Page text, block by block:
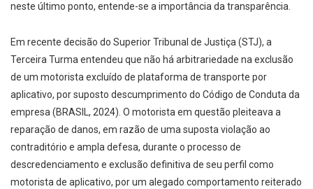
neste último ponto, entende-se a importância da transparência.
Em recente decisão do Superior Tribunal de Justiça (STJ), a
Terceira Turma entendeu que não há arbitrariedade na exclusão
de um motorista excluído de plataforma de transporte por
aplicativo, por suposto descumprimento do Código de Conduta da
empresa (BRASIL, 2024). O motorista em questão pleiteava a
reparação de danos, em razão de uma suposta violação ao
contraditório e ampla defesa, durante o processo de
descredenciamento e exclusão definitiva de seu perfil como
motorista de aplicativo, por um alegado comportamento reiterado